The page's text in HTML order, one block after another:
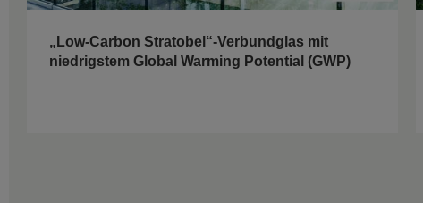
„Low-Carbon Stratobel“-Verbundglas mit
niedrigstem Global Warming Potential (GWP)